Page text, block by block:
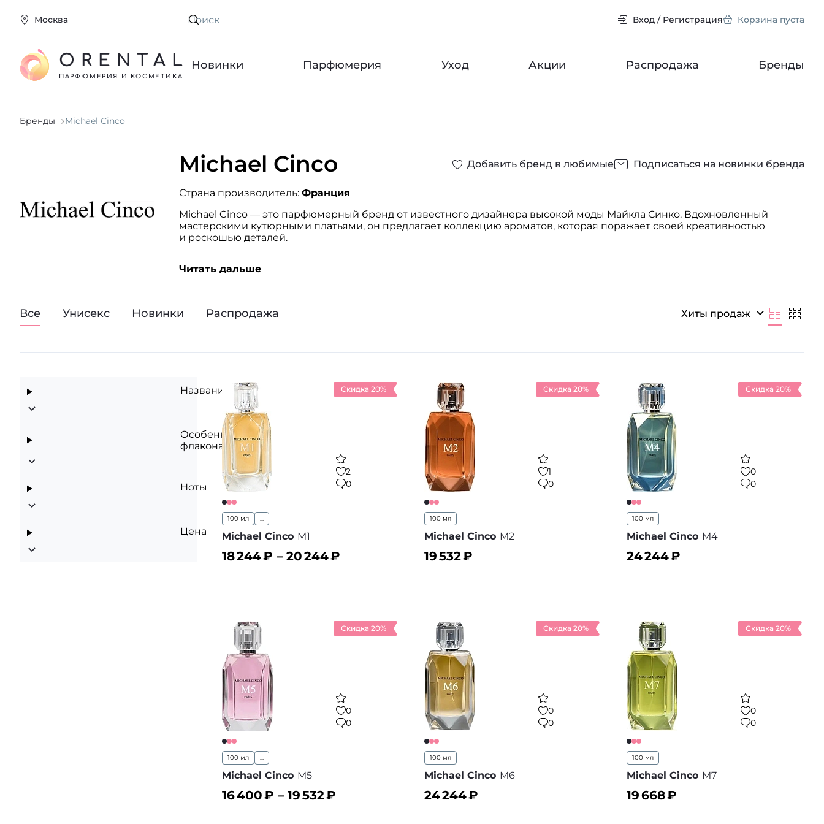
Москва Искать Вход / Регистрация Корзина пуста
ORENTAL
ПАРФЮМЕРИЯ И КОСМЕТИКА
Новинки Парфюмерия Уход Акции Распродажа Бренды
Бренды Michael Cinco
Michael Cinco Добавить бренд в любимые Подписаться на новинки бренда
Страна производитель: Франция
Michael Cinco — это парфюмерный бренд от известного дизайнера высокой моды Майкла Синко. Вдохновленный
мастерскими кутюрными платьями, он предлагает коллекцию ароматов, которая поражает своей креативностью
и роскошью деталей.
вдохновляющую роскошную мелодию высокой моды. Благодаря широкой мировой известности дизайнера его
Коллекция Michael Cinco представляет 14 уникальных парфюмерных композиций, начиная с 2024 года
и до сегодняшних дней, продолжая удивлять и вдохновлять своих поклонников. Вы также можете отыскать свое
Читать дальше
Все Унисекс Новинки Распродажа Хиты продаж
Название
Особенности
флакона
Ноты
Цена
Скидка 20%
2
0
100 мл ...
Michael Cinco M1
18 244₽ – 20 244₽
Скидка 20%
1
0
100 мл
Michael Cinco M2
19 532₽
Скидка 20%
0
0
100 мл
Michael Cinco M4
24 244₽
Скидка 20%
0
0
100 мл ...
Michael Cinco M5
16 400₽ – 19 532₽
Скидка 20%
0
0
100 мл
Michael Cinco M6
24 244₽
Скидка 20%
0
0
100 мл
Michael Cinco M7
19 668₽